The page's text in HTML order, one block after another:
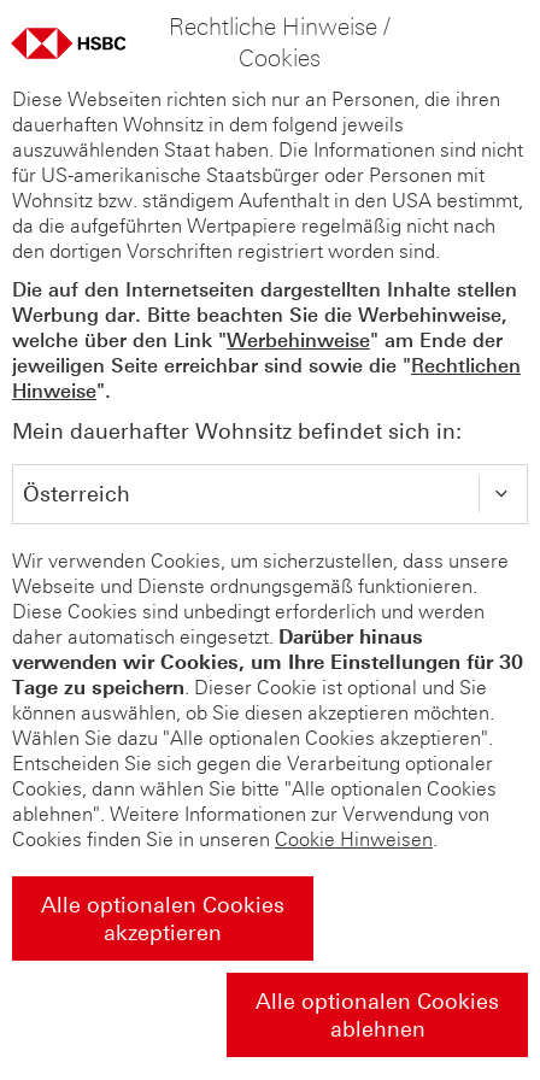
Rechtliche Hinweise /
Cookies
Diese Webseiten richten sich nur an Personen, die ihren
dauerhaften Wohnsitz in dem folgend jeweils
auszuwählenden Staat haben. Die Informationen sind nicht
für US-amerikanische Staatsbürger oder Personen mit
Wohnsitz bzw. ständigem Aufenthalt in den USA bestimmt,
da die aufgeführten Wertpapiere regelmäßig nicht nach
den dortigen Vorschriften registriert worden sind.
Die auf den Internetseiten dargestellten Inhalte stellen
Werbung dar. Bitte beachten Sie die Werbehinweise,
welche über den Link "Werbehinweise" am Ende der
jeweiligen Seite erreichbar sind sowie die "Rechtlichen
Hinweise".
Mein dauerhafter Wohnsitz befindet sich in:
Wir verwenden Cookies, um sicherzustellen, dass unsere
Webseite und Dienste ordnungsgemäß funktionieren.
Diese Cookies sind unbedingt erforderlich und werden
daher automatisch eingesetzt. Darüber hinaus
verwenden wir Cookies, um Ihre Einstellungen für 30
Tage zu speichern. Dieser Cookie ist optional und Sie
können auswählen, ob Sie diesen akzeptieren möchten.
Wählen Sie dazu "Alle optionalen Cookies akzeptieren".
Entscheiden Sie sich gegen die Verarbeitung optionaler
Cookies, dann wählen Sie bitte "Alle optionalen Cookies
ablehnen". Weitere Informationen zur Verwendung von
Cookies finden Sie in unseren Cookie Hinweisen.
Alle optionalen Cookies
akzeptieren
Alle optionalen Cookies
ablehnen